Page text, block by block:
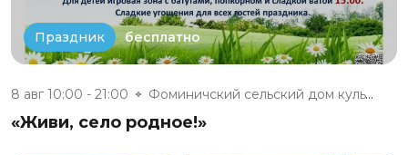
Праздник бесплатно
8 авг 10:00 - 21:00 Фоминичский сельский дом культ...
«Живи, село родное!»